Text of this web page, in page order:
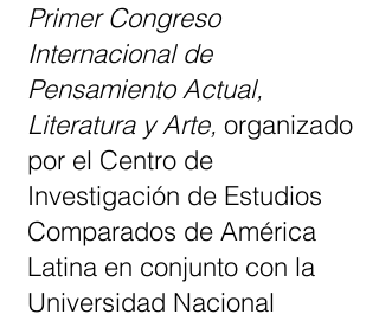
Primer Congreso
Internacional de
Pensamiento Actual,
Literatura y Arte, organizado
por el Centro de
Investigación de Estudios
Comparados de América
Latina en conjunto con la
Universidad Nacional